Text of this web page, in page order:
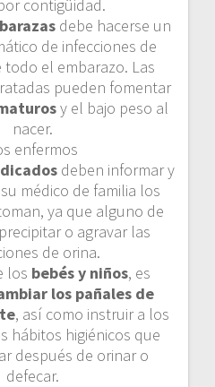
contigüidad.
debe hacerse un
de infecciones de
el embarazo. Las
pueden fomentar
y el bajo peso al
nacer.
enfermos
deben informar y
médico de familia los
ya que alguno de
o agravar las
de orina.
los bebés y niños, es
los pañales de
, así como instruir a los
hábitos higiénicos que
después de orinar o
defecar.